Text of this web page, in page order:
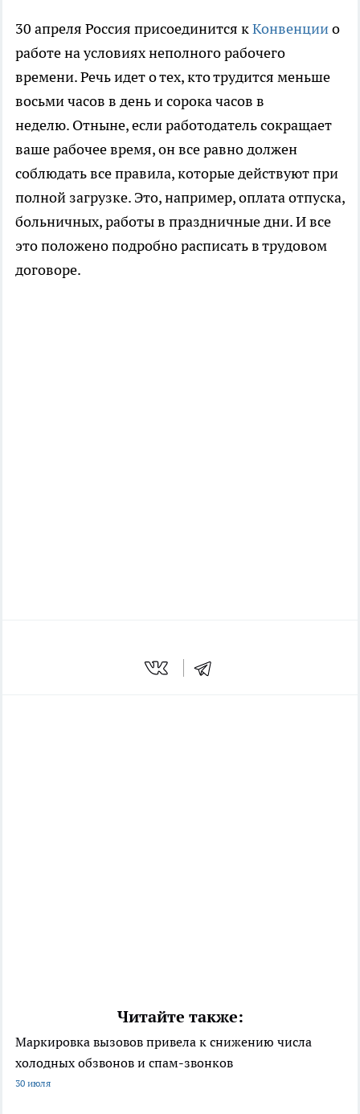
30 апреля Россия присоединится кКонвенциио
работе на условиях неполного рабочего
времени. Речь идет о тех, кто трудится меньше
восьми часов в день и сорока часов в
неделю. Отныне, если работодатель сокращает
ваше рабочее время, он все равно должен
соблюдать все правила, которые действуют при
полной загрузке. Это, например, оплата отпуска,
больничных, работы в праздничные дни. И все
это положено подробно расписать в трудовом
договоре.
Читайте также:
Маркировка вызовов привела к снижению числа
холодных обзвонов и спам-звонков
30 июля